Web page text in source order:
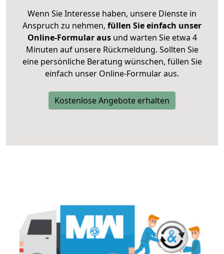
Wenn Sie Interesse haben, unsere Dienste in
Anspruch zu nehmen, füllen Sie einfach unser
Online-Formular ausund warten Sie etwa 4
Minuten auf unsere Rückmeldung. Sollten Sie
eine persönliche Beratung wünschen, füllen Sie
einfach unser Online-Formular aus.
Kostenlose Angebote erhalten